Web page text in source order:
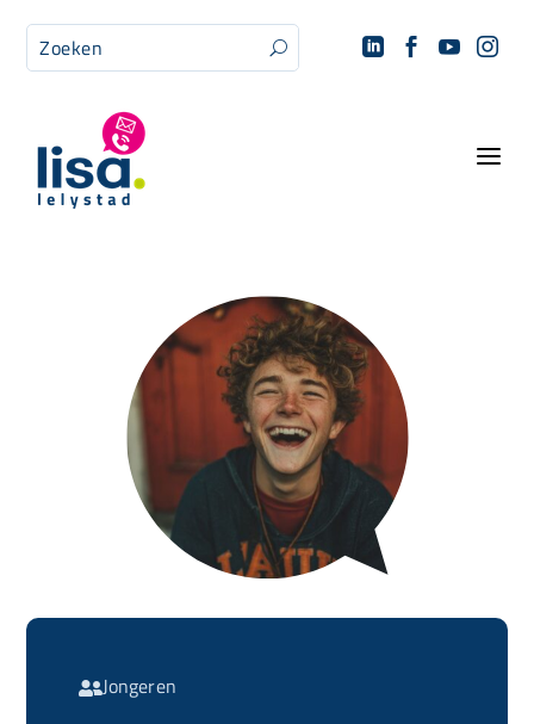
U    
a
Jongeren